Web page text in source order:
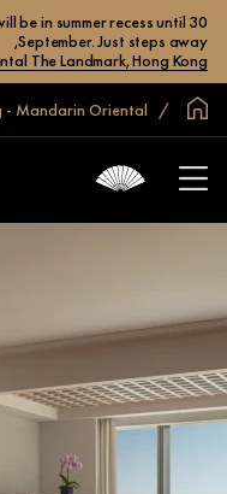
be in summer recess until 30
September. Just steps away,
The Landmark, Hong Kong
الصفحة الرئيسية العالمية